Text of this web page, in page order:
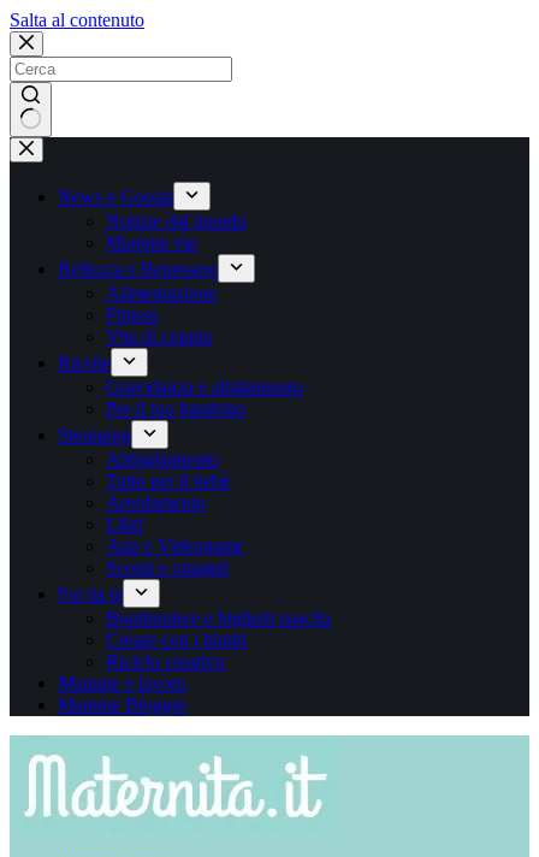
Salta al contenutoSalta
contenuto
Nessun
risultato
News e Gossip
Notizie dal mondo
Mamme vip
Bellezza e Benessere
Alimentazione
Fitness
Vita di coppia
Ricette
Gravidanza e allattamento
Per il tuo bambino
Shopping
Abbigliamento
Tutto per il bebè
Arredamento
Libri
App e Videogame
Sconti e omaggi
Fai da te
Bomboniere e biglietti nascita
Creare con i bimbi
Riciclo creativo
Mamme e lavoro
Mamme Blogger